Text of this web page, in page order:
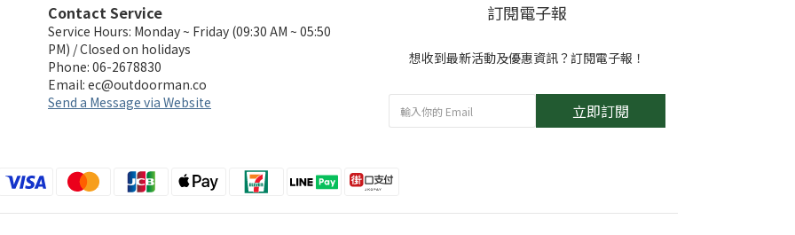
Contact Service
Service Hours: Monday ~ Friday (09:30 AM ~ 05:50
PM) / Closed on holidays
Phone: 06-2678830
Email: ec@outdoorman.co
Send a Message via Website
訂閱電子報
想收到最新活動及優惠資訊？訂閱電子報！
立即訂閱